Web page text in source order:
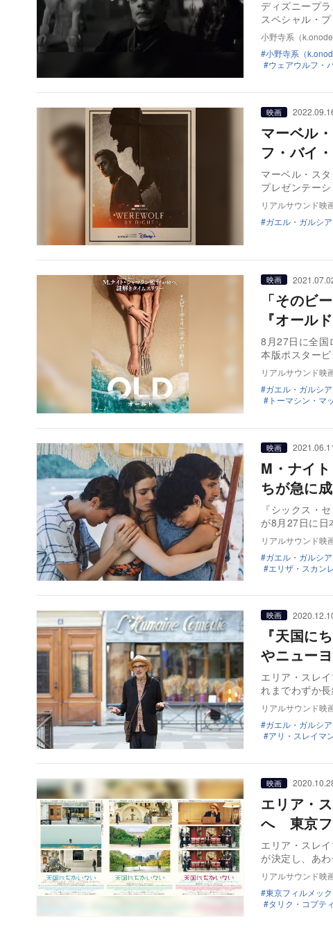
ディズニープ
スペシャル・
小野寺系（
小野寺系（
ウェアウルフ・
映画
マーベル
フ・バイ
マーベル・ス
プレゼンテー
リアルサウンド映
ガエル・ガルシ
映画
「そのビ
『オール
8月27日に全国
リアルサウンド映
ガエル・ガルシ
トーマシン・マ
映画
M・ナイ
ちが急に
『シックス・
が8月27日に
リアルサウンド映
ガエル・ガルシ
エリザ・スカン
映画
『天国に
やニュー
エリア・スレ
れまでわずか
リアルサウンド映
ガエル・ガルシ
アリ・スレイマ
映画
エリア・
へ 東京フ
エリア・スレ
が決定し、あ
リアルサウンド映
東京フィルメック
タリク・コプティ